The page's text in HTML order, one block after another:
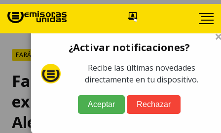
FARÁNDULA
Fallece famosa artista,
expareja del primer actor
Alejandro Camacho
¿Activar notificaciones?
Recibe las últimas novedades
directamente en tu dispositivo.
Aceptar Rechazar